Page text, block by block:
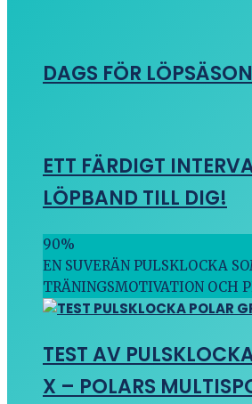
DAGS FÖR
ETT FÄRDIGT
LÖPBAND TILL DIG!
90%
EN SUVERÄN PULSKLOCKA
TRÄNINGSMOTIVATION OCH
TEST AV
X – POLARS